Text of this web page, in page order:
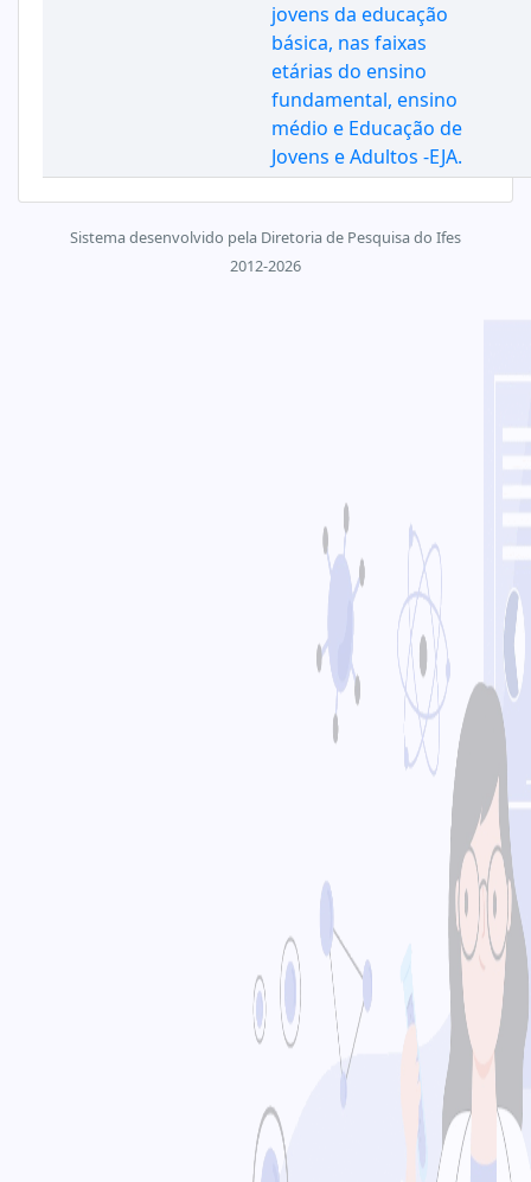
jovens da educação
básica, nas faixas
etárias do ensino
fundamental, ensino
médio e Educação de
Jovens e Adultos -EJA.
Sistema desenvolvido pela Diretoria de Pesquisa do Ifes
2012-2026